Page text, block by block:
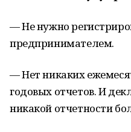
— Не нужно
предпринимателем.
— Нет никаких
годовых отчетов. И
никакой отчетности